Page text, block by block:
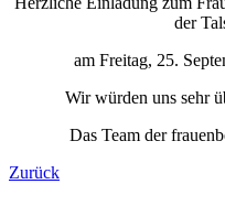
der
am Freitag, 25.
Wir würden uns sehr
Das Team der
Zurück